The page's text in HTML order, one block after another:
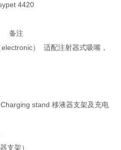
4420
注
） 适配注射器式吸嘴，
stand 移液器支架及充电
支架）